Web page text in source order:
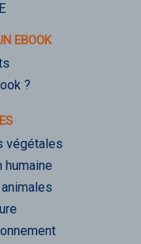
EBOOK
?
végétales
humaine